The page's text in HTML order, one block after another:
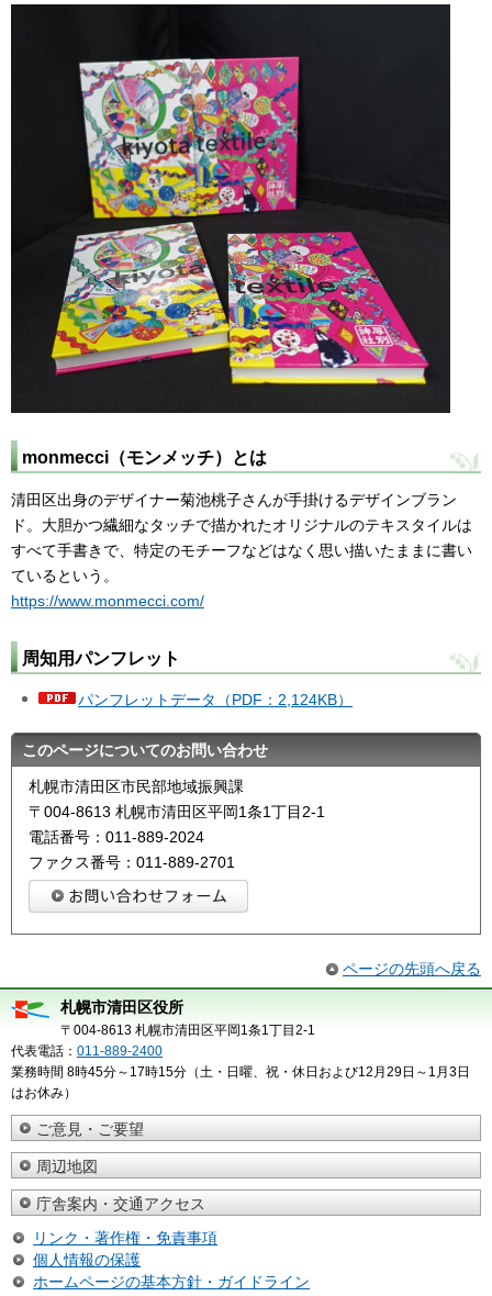
monmecci（モンメッチ）とは
清田区出身のデザイナー菊池桃子さんが手掛けるデザインブラン
ド。大胆かつ繊細なタッチで描かれたオリジナルのテキスタイルは
すべて手書きで、特定のモチーフなどはなく思い描いたままに書い
ているという。
https://www.monmecci.com/
周知用パンフレット
パンフレットデータ（PDF：2,124KB）
このページについてのお問い合わせ
札幌市清田区市民部地域振興課
〒004-8613 札幌市清田区平岡1条1丁目2-1
電話番号：011-889-2024
ファクス番号：011-889-2701
ページの先頭へ戻る
札幌市清田区役所
〒004-8613 札幌市清田区平岡1条1丁目2-1
代表電話： 011-889-2400
業務時間 8時45分～17時15分（土・日曜、祝・休日および12月29日～1月3日
はお休み）
ご意見・ご要望
周辺地図
庁舎案内・交通アクセス
リンク・著作権・免責事項
個人情報の保護
ホームページの基本方針・ガイドライン